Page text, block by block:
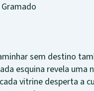
sem destino
esquina revela uma
vitrine desperta a